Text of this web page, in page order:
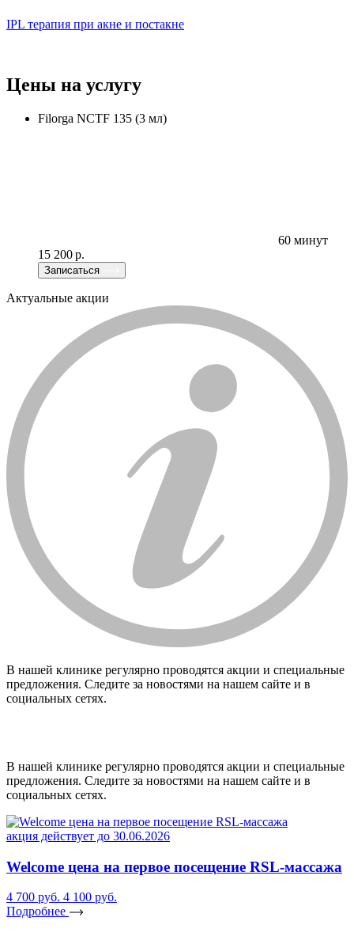
IPL терапия при акне и постакне
Цены на услугу
Filorga NCTF 135 (3 мл)
60 минут
15 200 р.
Записаться
Актуальные акции
В нашей клинике регулярно проводятся акции и специальные
предложения. Следите за новостями на нашем сайте и в
социальных сетях.
В нашей клинике регулярно проводятся акции и специальные
предложения. Следите за новостями на нашем сайте и в
социальных сетях.
акция действует до 30.06.2026
Welcome цена на первое посещение RSL-массажа
4 700 руб. 4 100 руб.
Подробнее